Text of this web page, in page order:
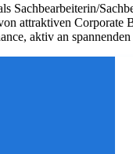
Sachbearbeiterin/
attraktiven Corporate
aktiv an